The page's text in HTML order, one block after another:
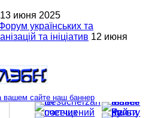
13 июня 2025
українських та
та ініціатив 12 июня
вашем сайте наш баннер